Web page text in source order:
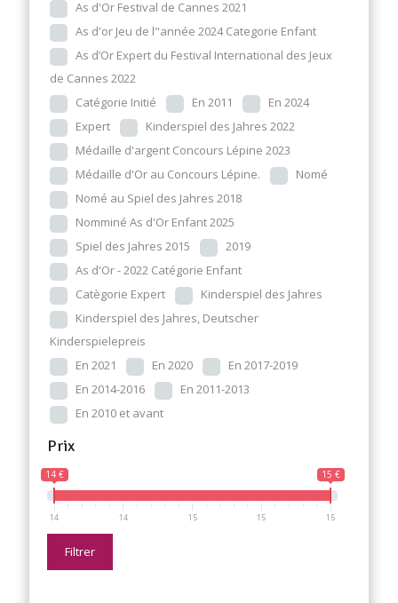
As d'Or Festival de Cannes 2021
As d'or Jeu de l"année 2024 Categorie Enfant
As d’Or Expert du Festival International des Jeux
de Cannes 2022
Catégorie Initié
En 2011
En 2024
Expert
Kinderspiel des Jahres 2022
Médaille d'argent Concours Lépine 2023
Médaille d'Or au Concours Lépine.
Nomé
Nomé au Spiel des Jahres 2018
Nomminé As d'Or Enfant 2025
Spiel des Jahres 2015
2019
As d'Or - 2022 Catégorie Enfant
Catègorie Expert
Kinderspiel des Jahres
Kinderspiel des Jahres, Deutscher
Kinderspielepreis
En 2021
En 2020
En 2017-2019
En 2014-2016
En 2011-2013
En 2010 et avant
Prix
14 € 15 €
14 14 15 15 15
Filtrer